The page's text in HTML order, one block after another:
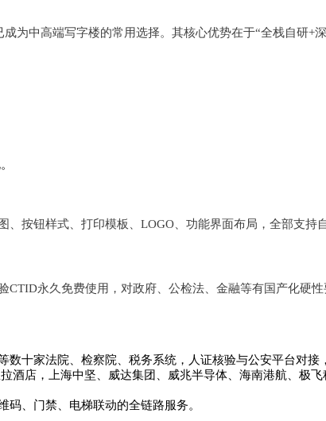
为中高端写字楼的常用选择。其核心优势在于“全栈自研+深
按钮样式、打印模板、LOGO、功能界面布局，全部支持
永久免费使用，对政府、公检法、金融等有国产化硬性
数十家法院、检察院、税务系统，人证核验与公安平台对接
酒店，上海中坚、威达集团、威兆半导体、海南港航、极
码、门禁、电梯联动的全链路服务。